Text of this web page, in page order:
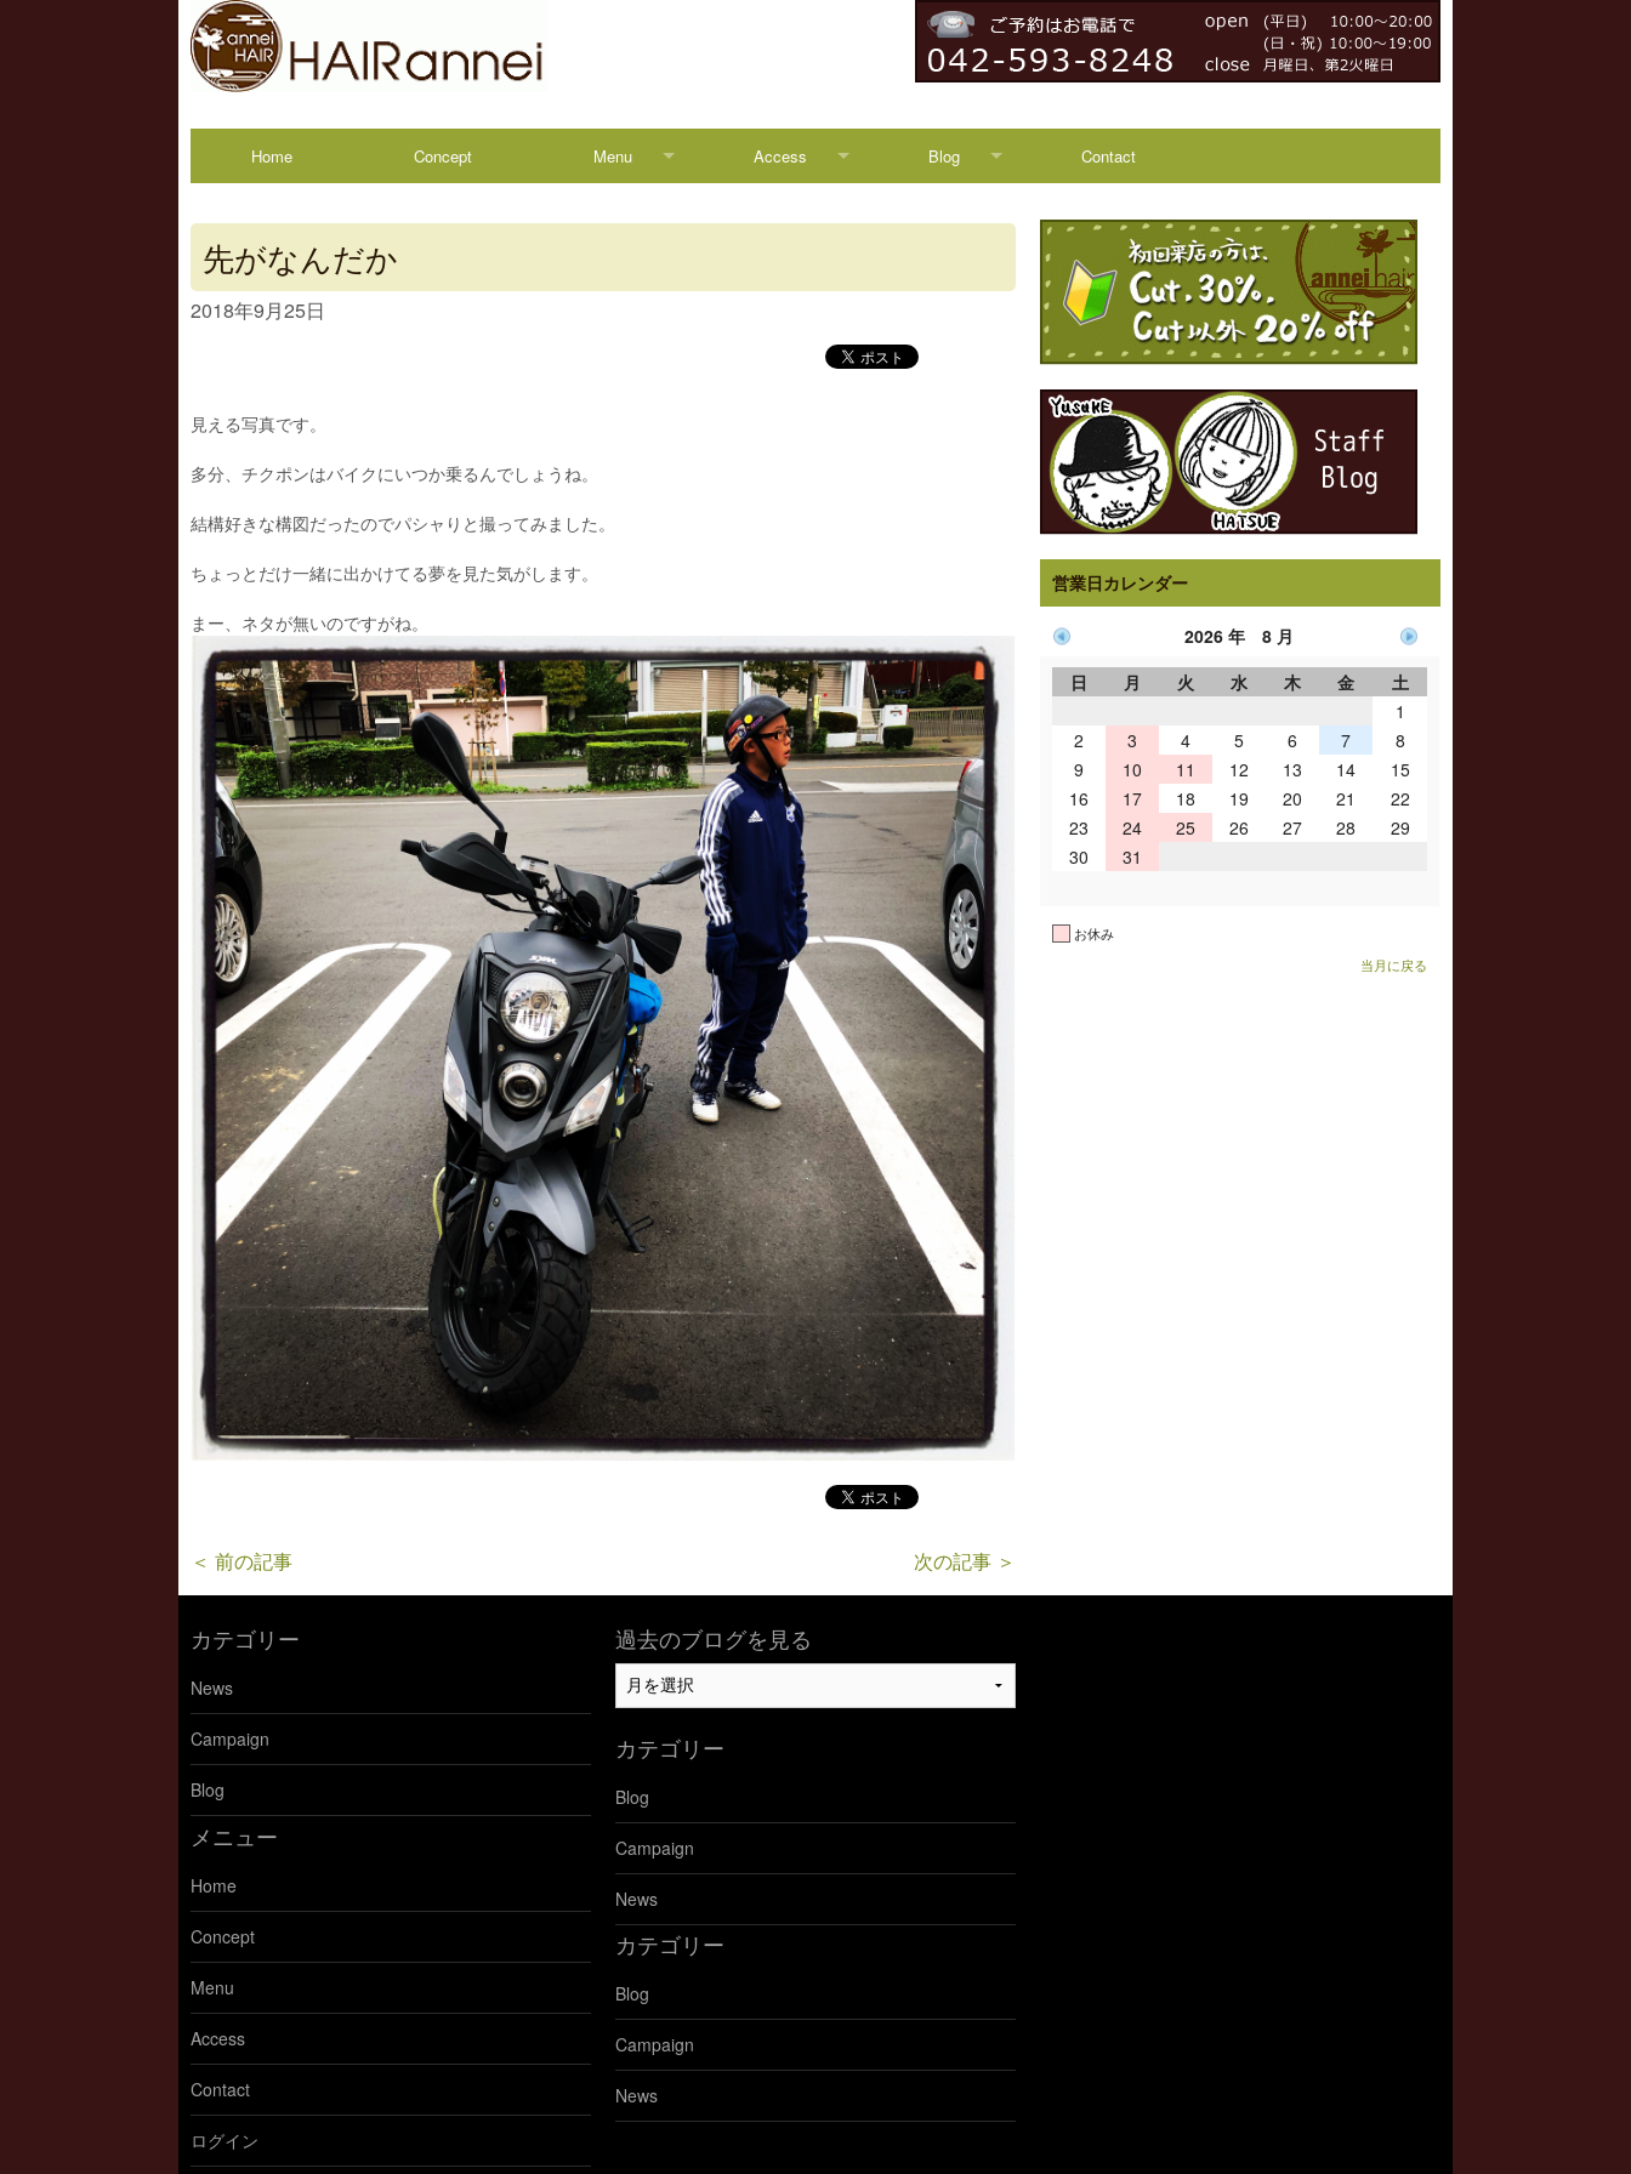
Home Concept Menu Access Blog Contact
先がなんだか
2018年9月25日
見える写真です。
多分、チクポンはバイクにいつか乗るんでしょうね。
結構好きな構図だったのでパシャりと撮ってみました。
ちょっとだけ一緒に出かけてる夢を見た気がします。
まー、ネタが無いのですがね。
＜ 前の記事 次の記事 ＞
営業日カレンダー
2026 年 8 月
日
月 火 水 木 金
土
1
2
3 4 5 6 7
8
9
10 11 12 13 14
15
16
17 18 19 20 21
22
23
24 25 26 27 28
29
30
31
お休み
当月に戻る
カテゴリー
News
Campaign
Blog
メニュー
Home
Concept
Menu
Access
Contact
ログイン
過去のブログを見る
過
去
ブ
グ
を
見
る
カテゴリー
Blog
Campaign
News
カテゴリー
Blog
Campaign
News